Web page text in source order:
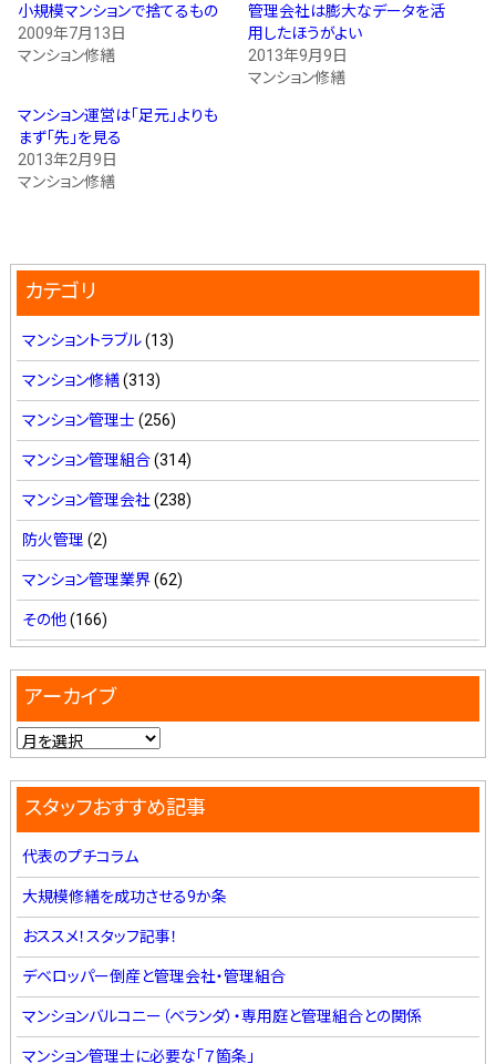
小規模マンションで捨てるもの
2009年7月13日
マンション修繕
管理会社は膨大なデータを活
用したほうがよい
2013年9月9日
マンション修繕
マンション運営は「足元」よりも
まず「先」を見る
2013年2月9日
マンション修繕
カテゴリ
マンショントラブル(13)
マンション修繕(313)
マンション管理士 (256)
マンション管理組合(314)
マンション管理会社 (238)
防火管理 (2)
マンション管理業界(62)
その他(166)
アーカイブ
スタッフおすすめ記事
代表のプチコラム
大規模修繕を成功させる9か条
おススメ！スタッフ記事！
デベロッパー倒産と管理会社・管理組合
マンションバルコニー（ベランダ）・専用庭と管理組合との関係
マンション管理士に必要な「７箇条」